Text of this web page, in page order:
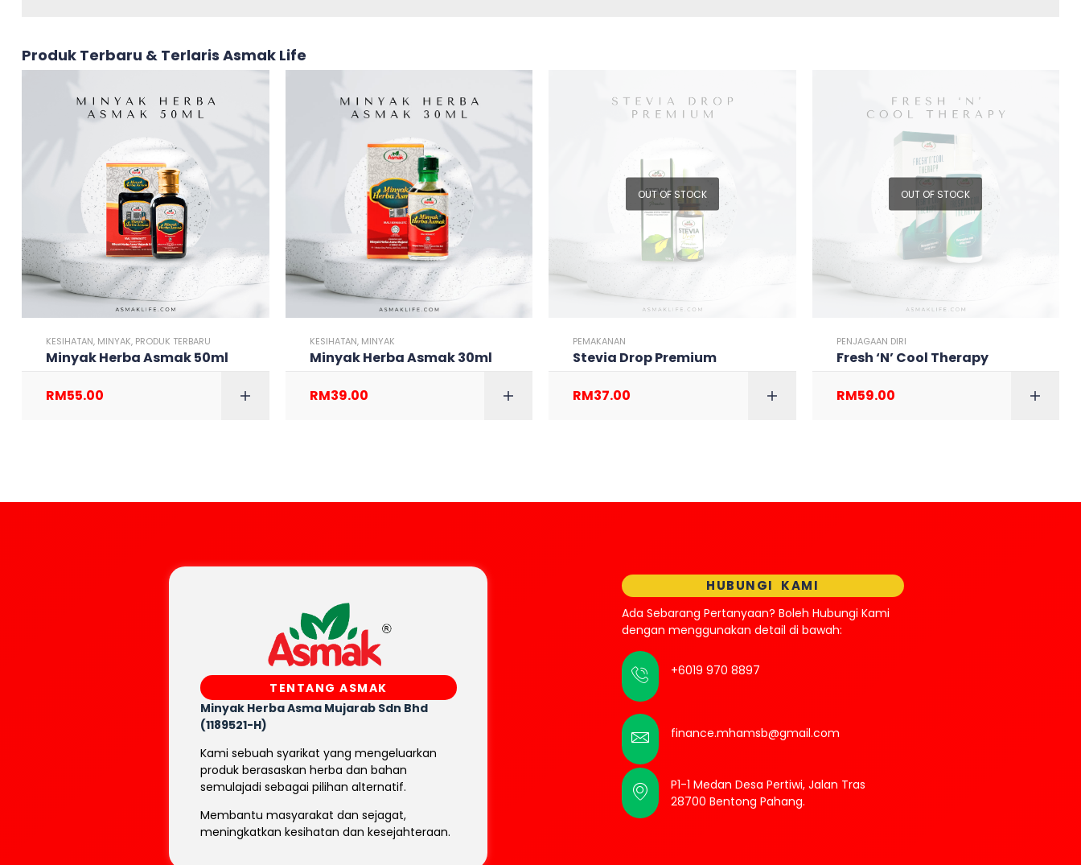
Produk Terbaru & Terlaris Asmak Life
KESIHATAN, MINYAK, PRODUK TERBARU
Minyak Herba Asmak 50ml
RM55.00
KESIHATAN, MINYAK
Minyak Herba Asmak 30ml
RM39.00
OUT OF STOCK
PEMAKANAN
Stevia Drop Premium
RM37.00
OUT OF STOCK
PENJAGAAN DIRI
Fresh ‘N’ Cool Therapy
RM59.00
TENTANG ASMAK
Minyak Herba Asma Mujarab Sdn Bhd
(1189521-H)
Kami sebuah syarikat yang mengeluarkan
produk berasaskan herba dan bahan
semulajadi sebagai pilihan alternatif.
Membantu masyarakat dan sejagat,
meningkatkan kesihatan dan kesejahteraan.
HUBUNGI KAMI
Ada Sebarang Pertanyaan? Boleh Hubungi Kami
dengan menggunakan detail di bawah:
+6019 970 8897
finance.mhamsb@gmail.com
P1-1 Medan Desa Pertiwi, Jalan Tras
28700 Bentong Pahang.